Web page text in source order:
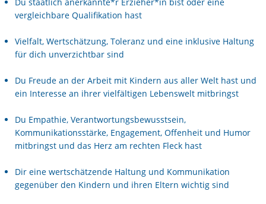
vergleichbare Qualifikation hast
Vielfalt, Wertschätzung, Toleranz und eine inklusive Haltung
für dich unverzichtbar sind
Du Freude an der Arbeit mit Kindern aus aller Welt hast und
ein Interesse an ihrer vielfältigen Lebenswelt mitbringst
Du Empathie, Verantwortungsbewusstsein,
Kommunikationsstärke, Engagement, Offenheit und Humor
mitbringst und das Herz am rechten Fleck hast
Dir eine wertschätzende Haltung und Kommunikation
gegenüber den Kindern und ihren Eltern wichtig sind